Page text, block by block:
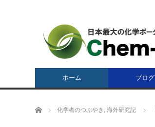
ホーム ブログ
ホーム 化学者のつぶやき , 海外研究記